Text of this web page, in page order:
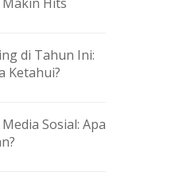
di Tahun Ini:
Ketahui?
Sosial: Apa